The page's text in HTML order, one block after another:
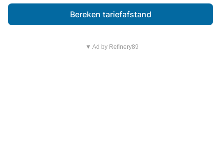
Bereken tariefafstand
▼ Ad by Refinery89